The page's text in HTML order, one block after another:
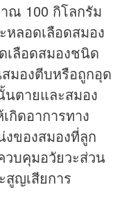
ณ 100 กิโลกรัม
หลอดเลือดสมอง
เลือดสมองชนิด
มองตีบหรือถูกอุด
นตายและสมอง
กิดอาการทาง
ของสมองที่ลูก
บคุมอวัยวะส่วน
สูญเสียการ